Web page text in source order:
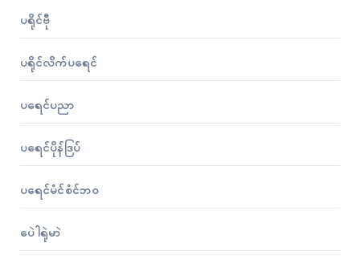
ပရိုၚ်ဗီု
ပရိုၚ်လိက်ပရေၚ်
ပရေၚ်ပညာ
ပရေၚ်ပိုန်ဒြပ်
ပရေၚ်မံၚ်စံၚ်ဘဝ
ပေဲါရုဲမာဲ